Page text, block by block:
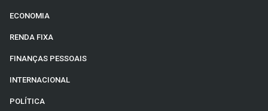
ECONOMIA
RENDA FIXA
FINANÇAS PESSOAIS
INTERNACIONAL
POLÍTICA